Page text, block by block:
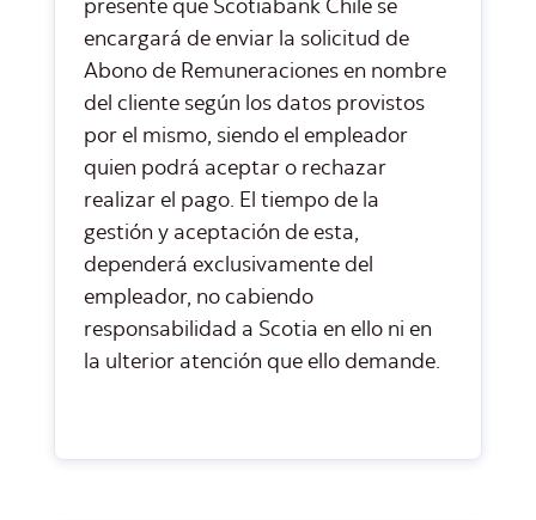
presente que Scotiabank Chile se
encargará de enviar la solicitud de
Abono de Remuneraciones en nombre
del cliente según los datos provistos
por el mismo, siendo el empleador
quien podrá aceptar o rechazar
realizar el pago. El tiempo de la
gestión y aceptación de esta,
dependerá exclusivamente del
empleador, no cabiendo
responsabilidad a Scotia en ello ni en
la ulterior atención que ello demande.